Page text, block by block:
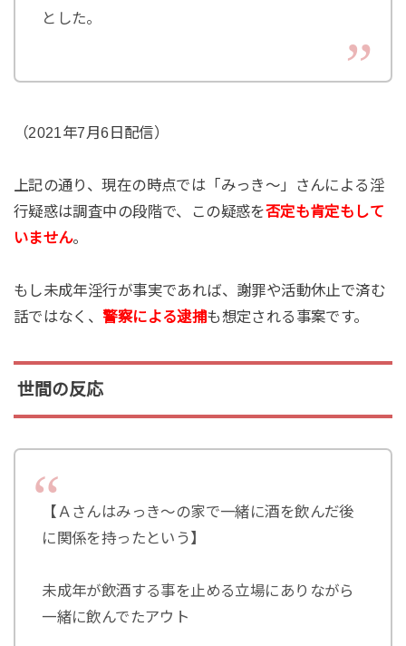
とした。
（2021年7月6日配信）
上記の通り、現在の時点では「みっき～」さんによる淫
行疑惑は調査中の段階で、この疑惑を否定も肯定もして
いません。
もし未成年淫行が事実であれば、謝罪や活動休止で済む
話ではなく、警察による逮捕も想定される事案です。
世間の反応
【Ａさんはみっき～の家で一緒に酒を飲んだ後
に関係を持ったという】
未成年が飲酒する事を止める立場にありながら
一緒に飲んでたアウト